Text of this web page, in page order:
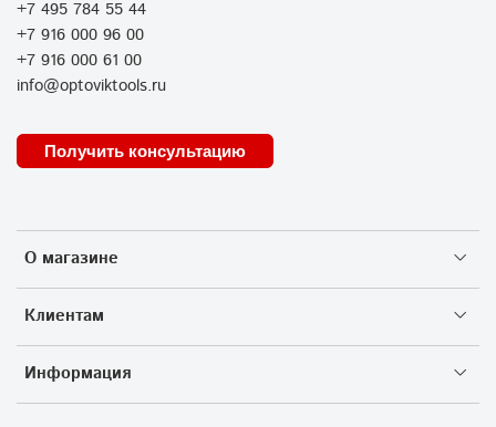
О магазине
Клиентам
Информация
+7 495 784 55 44
+7 916 000 96 00
+7 916 000 61 00
info@optoviktools.ru
Получить консультацию